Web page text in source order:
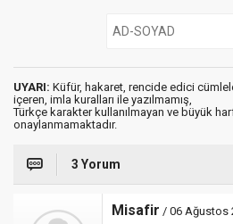
UYARI: Küfür, hakaret, rencide edici
içeren, imla kuralları ile yazılmamış,
Türkçe karakter kullanılmayan ve büyük
onaylanmamaktadır.
3 Yorum
Misafir / 06 Ağustos